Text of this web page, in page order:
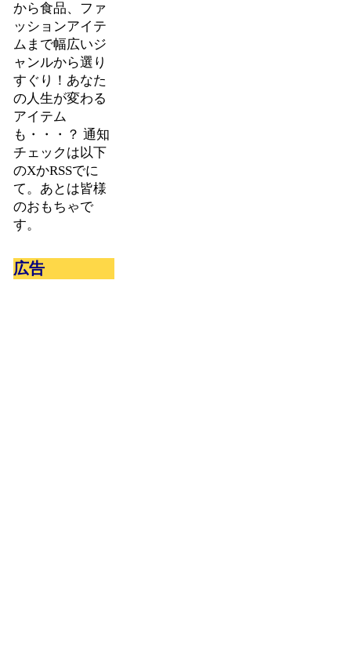
から食品、ファ
ッションアイテ
ムまで幅広いジ
ャンルから選り
すぐり！あなた
の人生が変わる
アイテム
も・・・？ 通知
チェックは以下
のXかRSSでに
て。あとは皆様
のおもちゃで
す。
広告